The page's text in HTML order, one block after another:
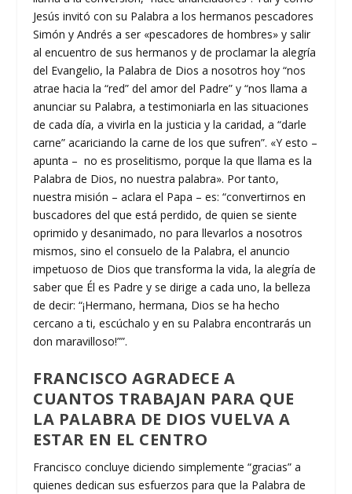
Jesús invitó con su Palabra a los hermanos pescadores
Simón y Andrés a ser «pescadores de hombres» y salir
al encuentro de sus hermanos y de proclamar la alegría
del Evangelio, la Palabra de Dios a nosotros hoy “nos
atrae hacia la “red” del amor del Padre” y “nos llama a
anunciar su Palabra, a testimoniarla en las situaciones
de cada día, a vivirla en la justicia y la caridad, a “darle
carne” acariciando la carne de los que sufren”. «Y esto –
apunta – no es proselitismo, porque la que llama es la
Palabra de Dios, no nuestra palabra». Por tanto,
nuestra misión – aclara el Papa – es: “convertirnos en
buscadores del que está perdido, de quien se siente
oprimido y desanimado, no para llevarlos a nosotros
mismos, sino el consuelo de la Palabra, el anuncio
impetuoso de Dios que transforma la vida, la alegría de
saber que Él es Padre y se dirige a cada uno, la belleza
de decir: “¡Hermano, hermana, Dios se ha hecho
cercano a ti, escúchalo y en su Palabra encontrarás un
don maravilloso!””.
FRANCISCO AGRADECE A
CUANTOS TRABAJAN PARA QUE
LA PALABRA DE DIOS VUELVA A
ESTAR EN EL CENTRO
Francisco concluye diciendo simplemente “gracias” a
quienes dedican sus esfuerzos para que la Palabra de